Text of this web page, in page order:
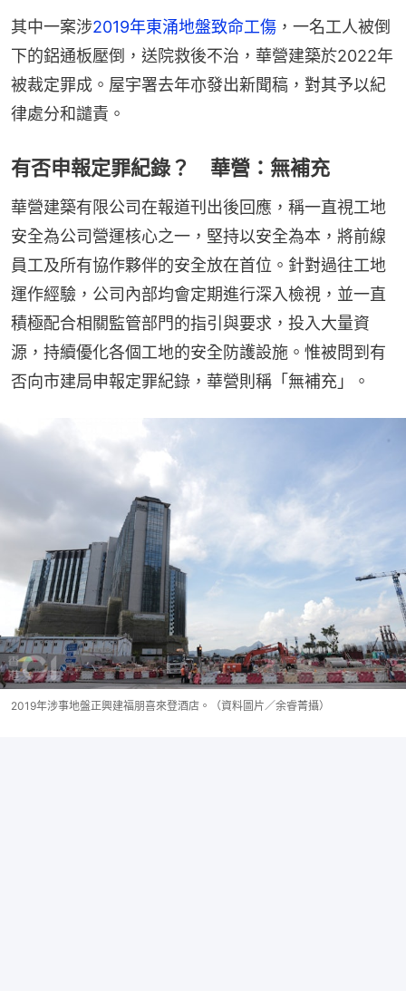
其中一案涉2019年東涌地盤致命工傷 ，一名工人被倒
下的鋁通板壓倒，送院救後不治，華營建築於2022年
被裁定罪成。屋宇署去年亦發出新聞稿，對其予以紀
律處分和譴責。
有否申報定罪紀錄？ 華營：無補充
華營建築有限公司在報道刊出後回應，稱一直視工地
安全為公司營運核心之一，堅持以安全為本，將前線
員工及所有協作夥伴的安全放在首位。針對過往工地
運作經驗，公司內部均會定期進行深入檢視，並一直
積極配合相關監管部門的指引與要求，投入大量資
源，持續優化各個工地的安全防護設施。惟被問到有
否向市建局申報定罪紀錄，華營則稱「無補充」。
2019年涉事地盤正興建福朋喜來登酒店。（資料圖片／余睿菁攝）